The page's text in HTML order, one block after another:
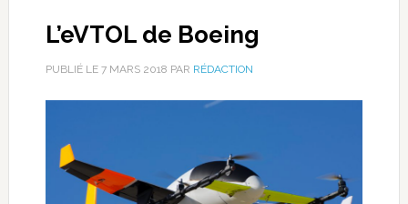
L’eVTOL de Boeing
PUBLIÉ LE 7 MARS 2018 PAR RÉDACTION